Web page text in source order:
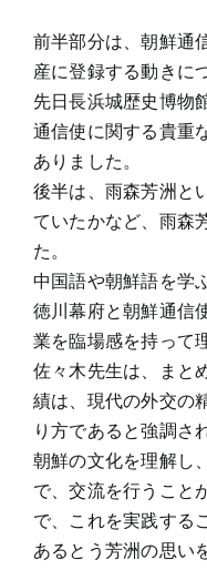
前半部分は、朝鮮通
産に登録する動きに
先日長浜城歴史博物
通信使に関する貴重
ありました。
後半は、雨森芳洲と
ていたかなど、雨森
た。
中国語や朝鮮語を学
徳川幕府と朝鮮通信
業を臨場感を持って
佐々木先生は、まと
績は、現代の外交の
り方であると強調さ
朝鮮の文化を理解し
で、交流を行うこと
で、これを実践する
あるとう芳洲の思い